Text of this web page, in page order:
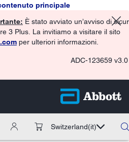
principale
È stato avviato un’avviso di
3 Plus. La invitiamo a visitare il sito
per ulteriori informazioni.
ADC-123659 v3.0
Switzerland(it)